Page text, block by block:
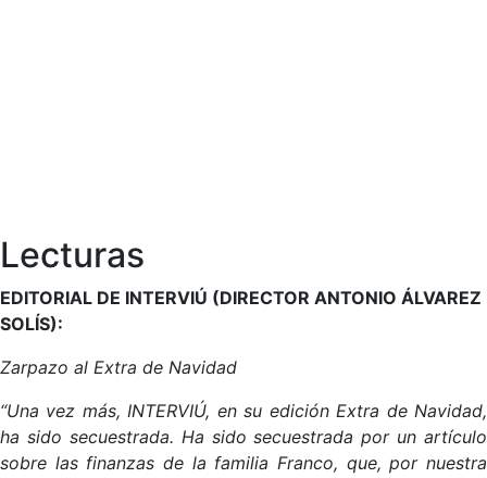
Lecturas
EDITORIAL DE INTERVIÚ (DIRECTOR ANTONIO ÁLVAREZ
SOLÍS):
Zarpazo al Extra de Navidad
“Una vez más, INTERVIÚ, en su edición Extra de Navidad,
ha sido secuestrada. Ha sido secuestrada por un artículo
sobre las finanzas de la familia Franco, que, por nuestra